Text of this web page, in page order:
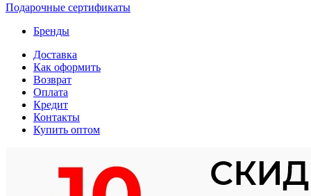
Подарочные сертификаты
Бренды
Доставка
Как оформить
Возврат
Оплата
Кредит
Контакты
Купить оптом